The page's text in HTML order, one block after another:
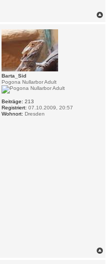
Barta_Sid
Pogona Nullarbor Adult
Beiträge: 213
Registriert: 07.10.2009, 20:57
Wohnort: Dresden